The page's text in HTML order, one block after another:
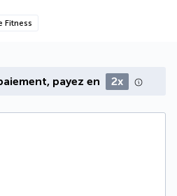
Fitness
payez en 2x